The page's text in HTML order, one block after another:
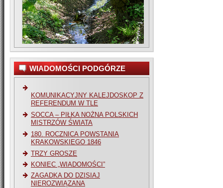
WIADOMOŚCI PODGÓRZE
KOMUNIKACYJNY KALEJDOSKOP Z
REFERENDUM W TLE
SOCCA – PIŁKA NOŻNA POLSKICH
MISTRZÓW ŚWIATA
180. ROCZNICA POWSTANIA
KRAKOWSKIEGO 1846
TRZY GROSZE
KONIEC „WIADOMOŚCI”
ZAGADKA DO DZISIAJ
NIEROZWIĄZANA